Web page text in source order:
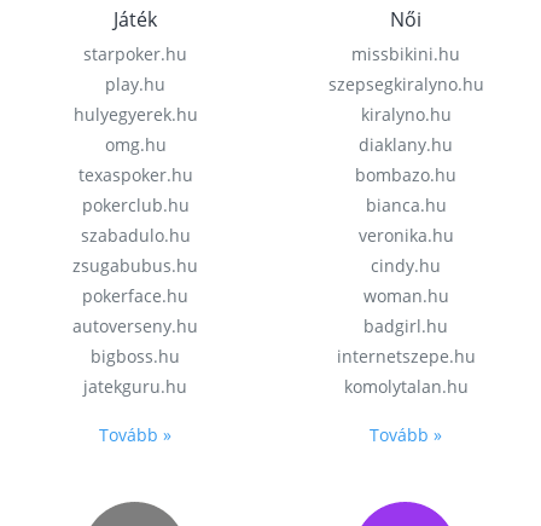
Játék
starpoker.hu
play.hu
hulyegyerek.hu
omg.hu
texaspoker.hu
pokerclub.hu
szabadulo.hu
zsugabubus.hu
pokerface.hu
autoverseny.hu
bigboss.hu
jatekguru.hu
Tovább »
Női
missbikini.hu
szepsegkiralyno.hu
kiralyno.hu
diaklany.hu
bombazo.hu
bianca.hu
veronika.hu
cindy.hu
woman.hu
badgirl.hu
internetszepe.hu
komolytalan.hu
Tovább »